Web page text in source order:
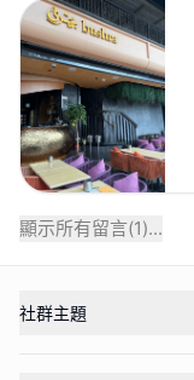
顯示所有留言(1)...
社群主題